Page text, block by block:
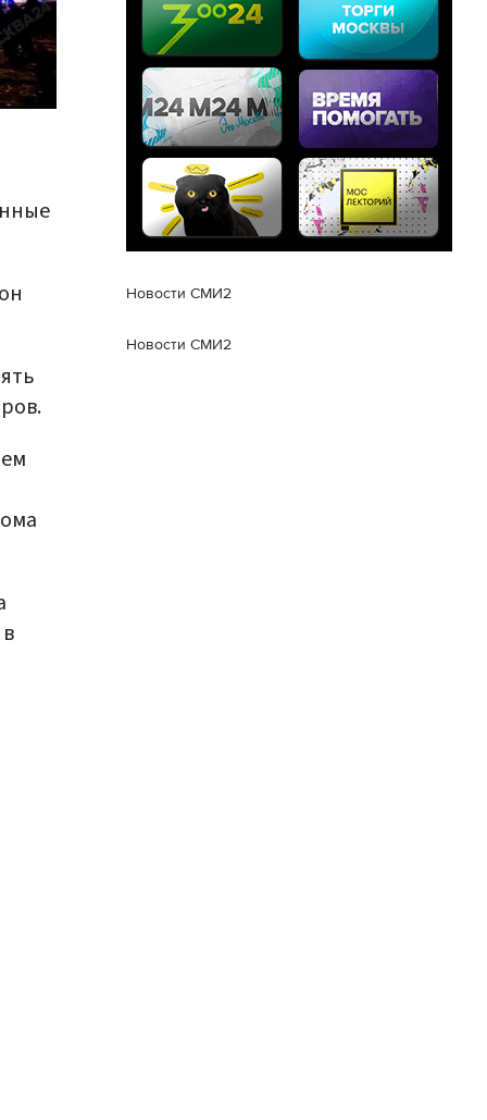
Новости СМИ2
Новости СМИ2